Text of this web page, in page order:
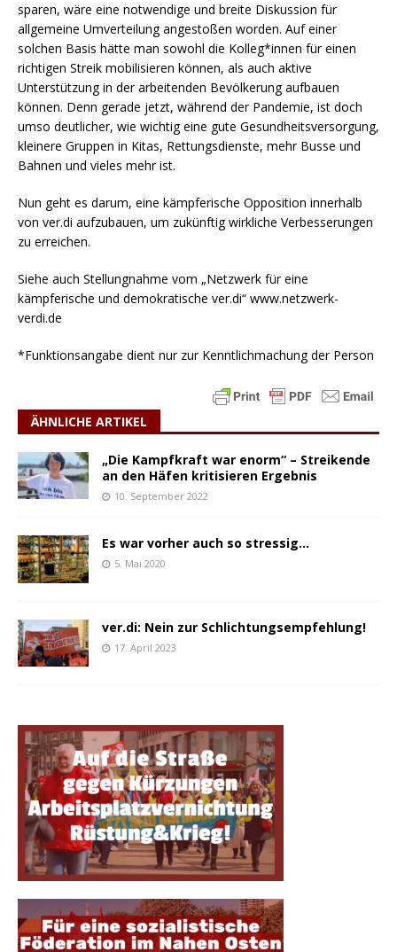
sparen, wäre eine notwendige und breite Diskussion für
allgemeine Umverteilung angestoßen worden. Auf einer
solchen Basis hätte man sowohl die Kolleg*innen für einen
richtigen Streik mobilisieren können, als auch aktive
Unterstützung in der arbeitenden Bevölkerung aufbauen
können. Denn gerade jetzt, während der Pandemie, ist doch
umso deutlicher, wie wichtig eine gute Gesundheitsversorgung,
kleinere Gruppen in Kitas, Rettungsdienste, mehr Busse und
Bahnen und vieles mehr ist.
Nun geht es darum, eine kämpferische Opposition innerhalb
von ver.di aufzubauen, um zukünftig wirkliche Verbesserungen
zu erreichen.
Siehe auch Stellungnahme vom „Netzwerk für eine
kämpferische und demokratische ver.di“ www.netzwerk-
verdi.de
*Funktionsangabe dient nur zur Kenntlichmachung der Person
ÄHNLICHE ARTIKEL
„Die Kampfkraft war enorm“ – Streikende
an den Häfen kritisieren Ergebnis
10. September 2022
Es war vorher auch so stressig…
5. Mai 2020
ver.di: Nein zur Schlichtungsempfehlung!
17. April 2023